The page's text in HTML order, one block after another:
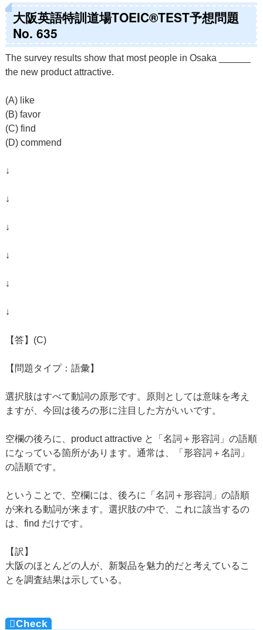
大阪英語特訓道場TOEIC®TEST予想問題
No. 635
The survey results show that most people in Osaka ______
the new product attractive.
(A) like
(B) favor
(C) find
(D) commend
↓
↓
↓
↓
↓
↓
【答】(C)
【問題タイプ：語彙】
選択肢はすべて動詞の原形です。原則としては意味を考え
ますが、今回は後ろの形に注目した方がいいです。
空欄の後ろに、product attractive と「名詞＋形容詞」の語順
になっている箇所があります。通常は、「形容詞＋名詞」
の語順です。
ということで、空欄には、後ろに「名詞＋形容詞」の語順
が来れる動詞が来ます。選択肢の中で、これに該当するの
は、find だけです。
【訳】
大阪のほとんどの人が、新製品を魅力的だと考えているこ
とを調査結果は示している。